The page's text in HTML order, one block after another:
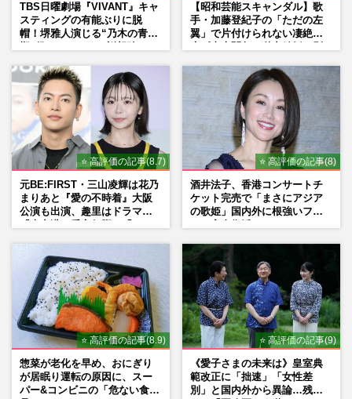
TBS日曜劇場『VIVANT』キャ
スティングの有能ぶりに脱
帽！堺雅人演じる“乃木の青年
マン長男・櫻井海音だった
【昭和芸能スキャンダル】歌
手・加藤登紀子の「ただの左
翼」で片付けられない凄絶半
⭐ 高評価の記事(8.7)
元BE:FIRST・三山凌輝は花乃
まりあと『愛の不時着』大阪
公演も出演、趣里はドラマ
⭐ 高評価の記事(8)
酒井法子、香港コンサートチ
ケット完売で「まさにアジア
の歌姫」国内外に根強いファ
⭐ 高評価の記事(8.9)
惣菜が老化を早め、おにぎり
が居眠り運転の原因に、スー
パー&コンビニの「危ない食
⭐ 高評価の記事(9)
《愛子さまの未来は》皇室典
範改正に「拙速」「女性差
別」と国内外から異論…残さ